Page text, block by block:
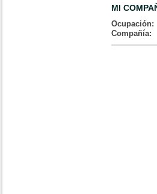
MI
Ocupación:
Compañía: